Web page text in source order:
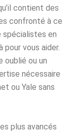
contient des
confronté à ce
spécialistes en
pour vous aider.
oublié ou un
nécessaire
ou Yale sans
plus avancés